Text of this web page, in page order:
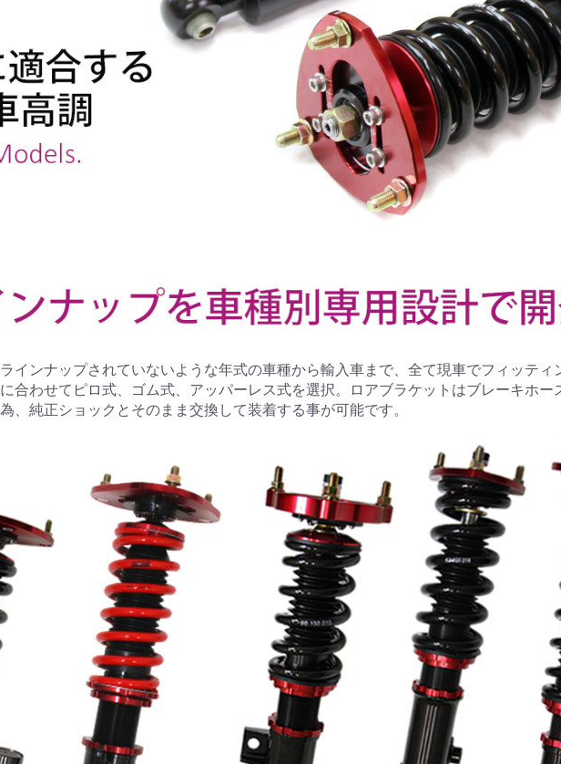
インナップされていないような年式の車種から輸入車まで、全て現車でフィッティ
合わせてピロ式、ゴム式、アッパーレス式を選択。ロアブラケットはブレーキホー
、純正ショックとそのまま交換して装着する事が可能です。